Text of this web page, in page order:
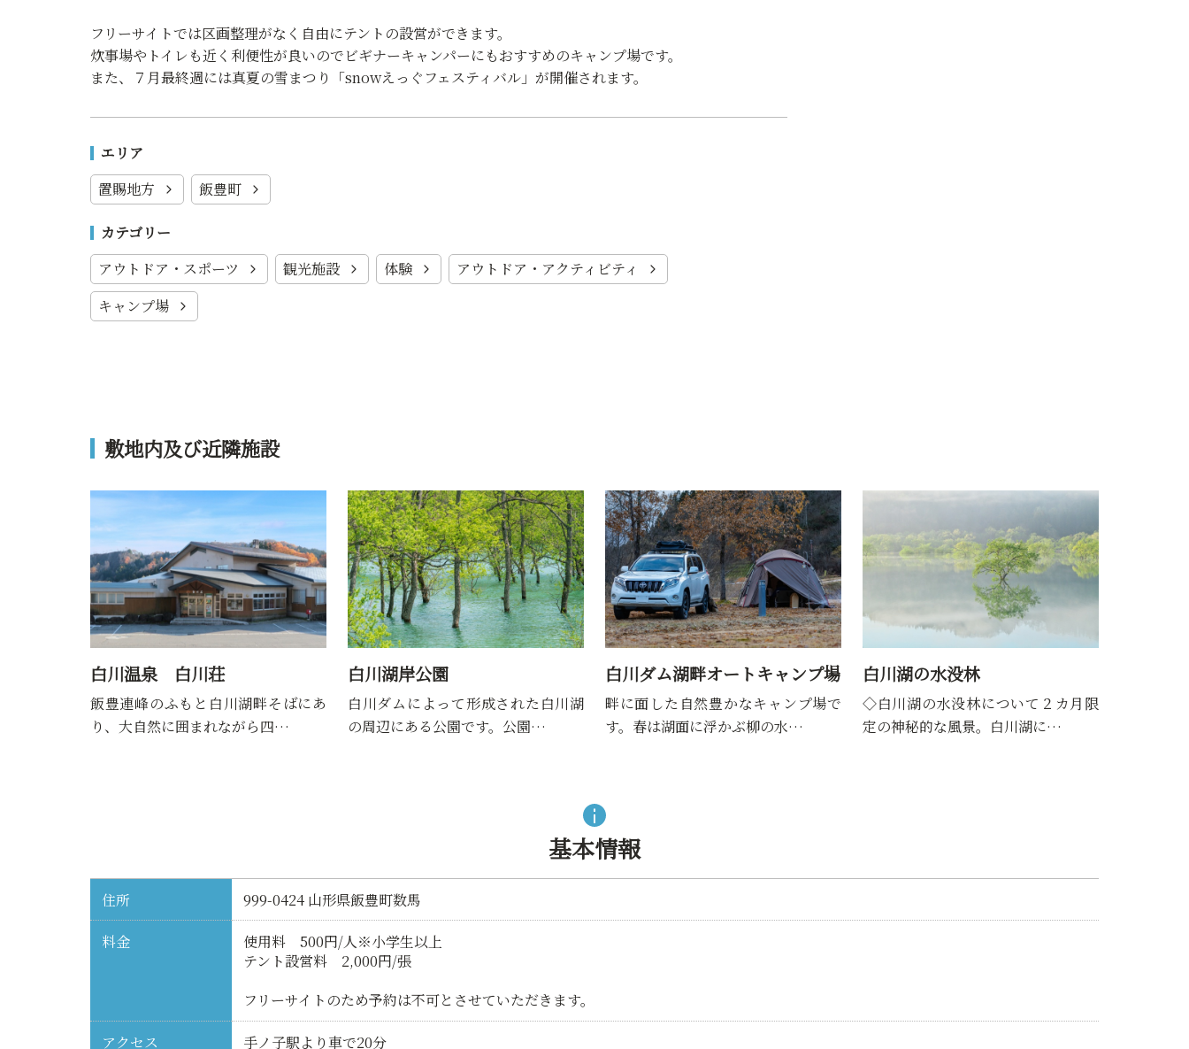
フリーサイトでは区画整理がなく自由にテントの設営ができます。
炊事場やトイレも近く利便性が良いのでビギナーキャンパーにもおすすめのキャンプ場です。
また、７月最終週には真夏の雪まつり「snowえっぐフェスティバル」が開催されます。
エリア
置賜地方
飯豊町
カテゴリー
アウトドア・スポーツ
観光施設 体験
アウトドア・アクティビティ
キャンプ場
敷地内及び近隣施設
白川温泉 白川荘
飯豊連峰のふもと白川湖畔そばにあ
り、大自然に囲まれながら四…
白川湖岸公園
白川ダムによって形成された白川湖
の周辺にある公園です。公園…
白川ダム湖畔オートキャンプ場
畔に面した自然豊かなキャンプ場で
す。春は湖面に浮かぶ柳の水…
白川湖の水没林
◇白川湖の水没林について２カ月限
定の神秘的な風景。白川湖に…
基本情報
住所 999-0424 山形県飯豊町数馬
料金
使用料 500円/人※小学生以上
テント設営料 2,000円/張
フリーサイトのため予約は不可とさせていただきます。
アクセス 手ノ子駅より車で20分